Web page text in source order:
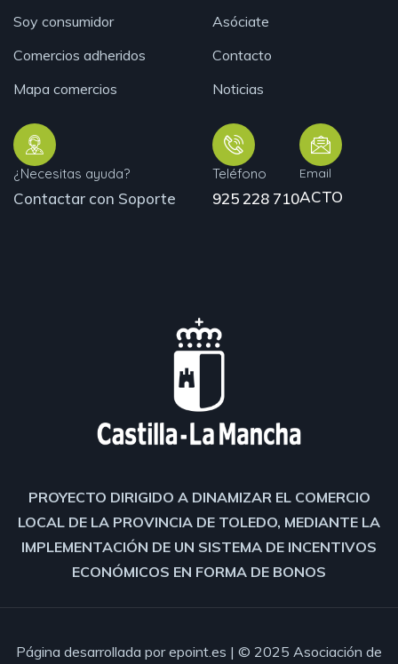
Soy consumidor
Comercios adheridos
Mapa comercios
¿Necesitas ayuda?
Contactar con Soporte
Asóciate
Contacto
Noticias
Teléfono
925 228 710
Email
ACTO
PROYECTO DIRIGIDO A DINAMIZAR EL COMERCIO
LOCAL DE LA PROVINCIA DE TOLEDO, MEDIANTE LA
IMPLEMENTACIÓN DE UN SISTEMA DE INCENTIVOS
ECONÓMICOS EN FORMA DE BONOS
Página desarrollada porepoint.es | © 2025 Asociación de